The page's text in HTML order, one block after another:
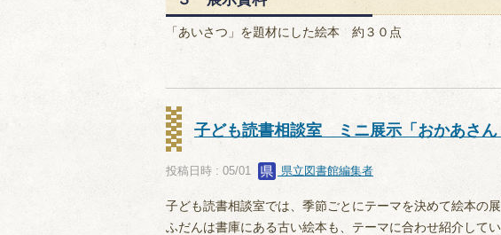
「あいさつ」を題材にした絵本 約３０点
子ども読書相談室 ミニ展示「おかあさ
投稿日時 : 05/01 県立図書館編集者
子ども読書相談室では、季節ごとにテーマを決めて絵本の
ふだんは書庫にある古い絵本も、テーマに合わせ紹介してい